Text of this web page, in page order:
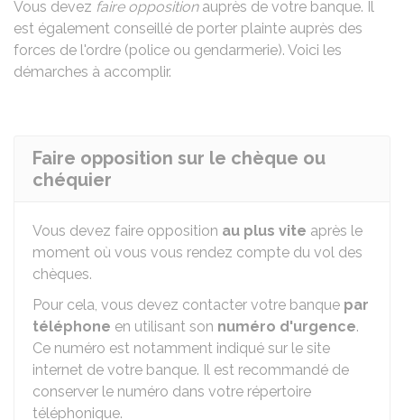
Vous devez faire oppositionauprès de votre banque. Il
est également conseillé de porter plainte auprès des
forces de l'ordre (police ou gendarmerie). Voici les
démarches à accomplir.
Faire opposition sur le chèque ou
chéquier
Vous devez faire opposition au plus vite après le
moment où vous vous rendez compte du vol des
chèques.
Pour cela, vous devez contacter votre banque par
téléphone en utilisant son numéro d'urgence.
Ce numéro est notamment indiqué sur le site
internet de votre banque. Il est recommandé de
conserver le numéro dans votre répertoire
téléphonique.